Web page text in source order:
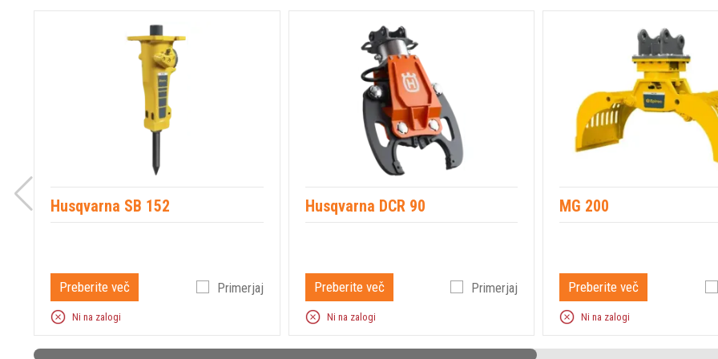
Husqvarna SB 152
Preberite več Primerjaj
Ni na zalogi
Husqvarna DCR 90
Preberite več Primerjaj
Ni na zalogi
MG 200
Preberite več
Ni na zalogi